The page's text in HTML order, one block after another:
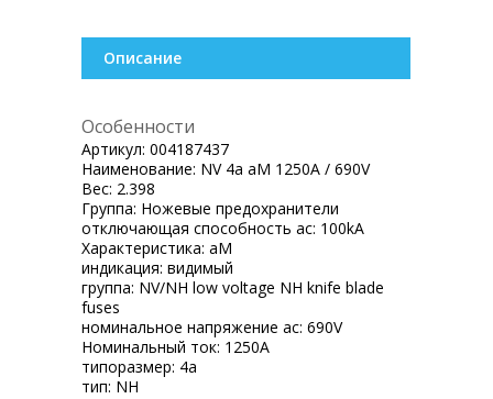
Описание
Особенности
Артикул: 004187437
Наименование: NV 4a aM 1250A / 690V
Вес: 2.398
Группа: Ножевые предохранители
отключающая способность ac: 100kA
Характеристика: aM
индикация: видимый
группа: NV/NH low voltage NH knife blade
fuses
номинальное напряжение ac: 690V
Номинальный ток: 1250A
типоразмер: 4a
тип: NH